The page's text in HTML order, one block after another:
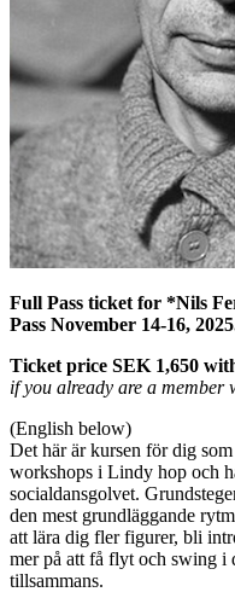
Full Pass ticket for *Nils
Pass November 14-16,
Ticket price SEK 1,650
if you already are a member
(English below)
Det här är kursen för dig
workshops i Lindy hop och
socialdansgolvet.
den mest grundläggande
att lära dig fler figurer, bli
mer på att få flyt och swing i
tillsammans.